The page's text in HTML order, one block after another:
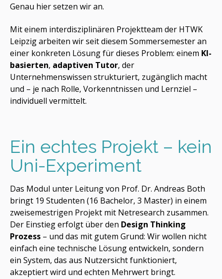
Genau hier setzen wir an.
Mit einem interdisziplinären Projektteam der HTWK
Leipzig arbeiten wir seit diesem Sommersemester an
einer konkreten Lösung für dieses Problem: einem KI-
basierten, adaptiven Tutor, der
Unternehmenswissen strukturiert, zugänglich macht
und – je nach Rolle, Vorkenntnissen und Lernziel –
individuell vermittelt.
Ein echtes Projekt – kein
Uni-Experiment
Das Modul unter Leitung von Prof. Dr. Andreas Both
bringt 19 Studenten (16 Bachelor, 3 Master) in einem
zweisemestrigen Projekt mit Netresearch zusammen.
Der Einstieg erfolgt über den Design Thinking
Prozess – und das mit gutem Grund: Wir wollen nicht
einfach eine technische Lösung entwickeln, sondern
ein System, das aus Nutzersicht funktioniert,
akzeptiert wird und echten Mehrwert bringt.